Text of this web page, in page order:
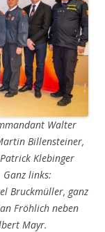
Walter
Billensteiner,
Klebinger
links:
Bruckmüller, ganz
Fröhlich neben
Mayr.